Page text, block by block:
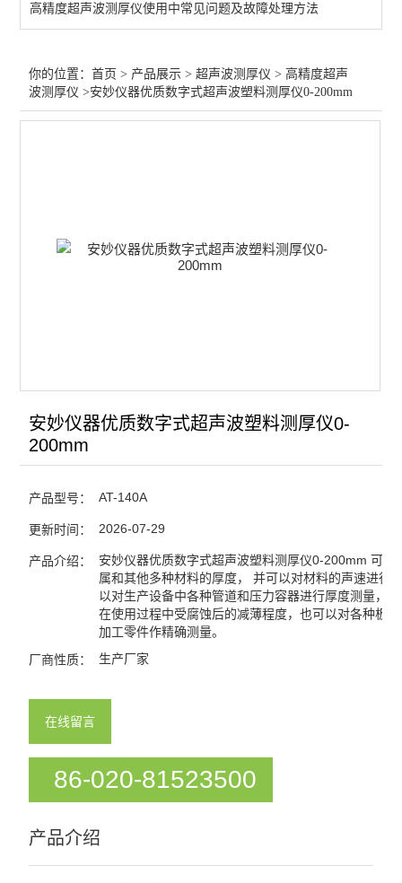
高精度超声波测厚仪使用中常见问题及故障处理方法
你的位置：首页 > 产品展示 >超声波测厚仪 > 高精度超声
波测厚仪 >安妙仪器优质数字式超声波塑料测厚仪0-200mm
安妙仪器优质数字式超声波塑料测厚仪0-
200mm
产品型号： AT-140A
更新时间： 2026-07-29
产品介绍：
安妙仪器优质数字式超声波塑料测厚仪0-200mm 可以
属和其他多种材料的厚度， 并可以对材料的声速进行
以对生产设备中各种管道和压力容器进行厚度测量，
在使用过程中受腐蚀后的减薄程度，也可以对各种板
加工零件作精确测量。
厂商性质： 生产厂家
在线留言
86-020-81523500
产品介绍